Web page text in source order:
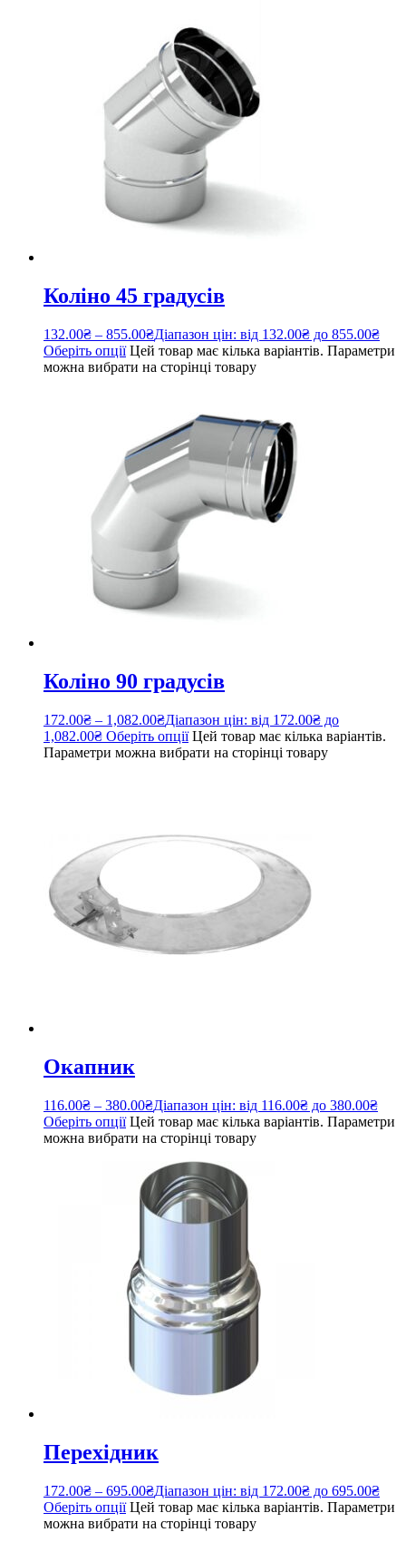
Коліно 45 градусів
132.00₴ – 855.00₴Діапазон цін: від 132.00₴ до 855.00₴
Оберіть опції Цей товар має кілька варіантів. Параметри
можна вибрати на сторінці товару
Коліно 90 градусів
172.00₴ – 1,082.00₴Діапазон цін: від 172.00₴ до
1,082.00₴ Оберіть опції Цей товар має кілька варіантів.
Параметри можна вибрати на сторінці товару
Окапник
116.00₴ – 380.00₴Діапазон цін: від 116.00₴ до 380.00₴
Оберіть опції Цей товар має кілька варіантів. Параметри
можна вибрати на сторінці товару
Перехідник
172.00₴ – 695.00₴Діапазон цін: від 172.00₴ до 695.00₴
Оберіть опції Цей товар має кілька варіантів. Параметри
можна вибрати на сторінці товару